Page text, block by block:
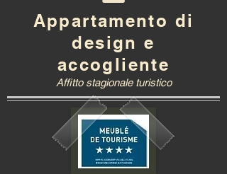
Appartamento di
design e
accogliente
Affitto stagionale turistico